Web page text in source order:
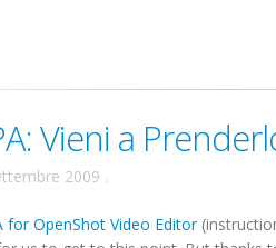
Vieni a
2009 .
for OpenShot Video Editor